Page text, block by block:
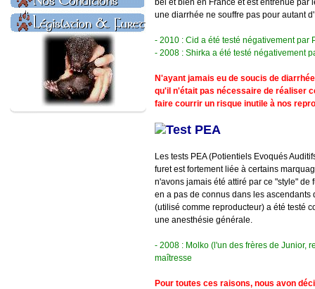
bel et bien en France et est entrenue par
une diarrhée ne souffre pas pour autant
- 2010 : Cid a été testé négativement par
- 2008 : Shirka a été testé négativement
N'ayant jamais eu de soucis de
qu'il n'était pas nécessaire de réaliser
faire courrir un risque inutile à nos
Test PEA
Les tests PEA (Potientiels Evoqués
furet est fortement liée à certains
n'avons jamais été attiré par ce "style"
en a pas de connus dans les
(utilisé comme reproducteur) a été testé
une anesthésie générale.
- 2008 : Molko (l'un des frères de Junior,
maîtresse
Pour toutes ces raisons, nous avon